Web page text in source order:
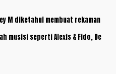
M diketahui membuat rekaman
musisi seperti Alexis & Fido, De